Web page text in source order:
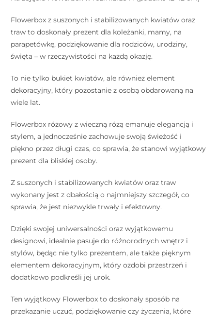
Flowerbox z suszonych i stabilizowanych kwiatów oraz
traw to doskonały prezent dla koleżanki, mamy, na
parapetówkę, podziękowanie dla rodziców, urodziny,
święta – w rzeczywistości na każdą okazję.
To nie tylko bukiet kwiatów, ale również element
dekoracyjny, który pozostanie z osobą obdarowaną na
wiele lat.
Flowerbox różowy z wieczną różą emanuje elegancją i
stylem, a jednocześnie zachowuje swoją świeżość i
piękno przez długi czas, co sprawia, że stanowi wyjątkowy
prezent dla bliskiej osoby.
Z suszonych i stabilizowanych kwiatów oraz traw
wykonany jest z dbałością o najmniejszy szczegół, co
sprawia, że jest niezwykle trwały i efektowny.
Dzięki swojej uniwersalności oraz wyjątkowemu
designowi, idealnie pasuje do różnorodnych wnętrz i
stylów, będąc nie tylko prezentem, ale także pięknym
elementem dekoracyjnym, który ozdobi przestrzeń i
dodatkowo podkreśli jej urok.
Ten wyjątkowy Flowerbox to doskonały sposób na
przekazanie uczuć, podziękowanie czy życzenia, które